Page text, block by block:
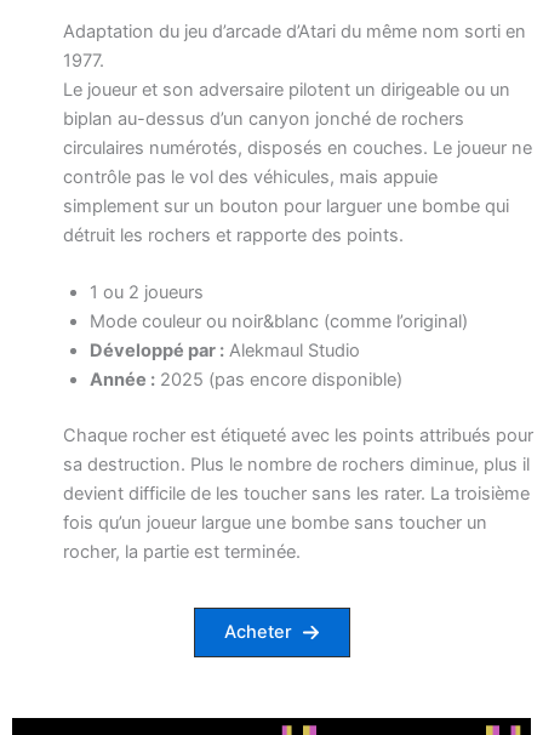
Adaptation du jeu d’arcade d’Atari du même nom sorti en
1977.
Le joueur et son adversaire pilotent un dirigeable ou un
biplan au-dessus d’un canyon jonché de rochers
circulaires numérotés, disposés en couches. Le joueur ne
contrôle pas le vol des véhicules, mais appuie
simplement sur un bouton pour larguer une bombe qui
détruit les rochers et rapporte des points.
1 ou 2 joueurs
Mode couleur ou noir&blanc (comme l’original)
Développé par :Alekmaul Studio
Année :2025 (pas encore disponible)
Chaque rocher est étiqueté avec les points attribués pour
sa destruction. Plus le nombre de rochers diminue, plus il
devient difficile de les toucher sans les rater. La troisième
fois qu’un joueur largue une bombe sans toucher un
rocher, la partie est terminée.
Acheter